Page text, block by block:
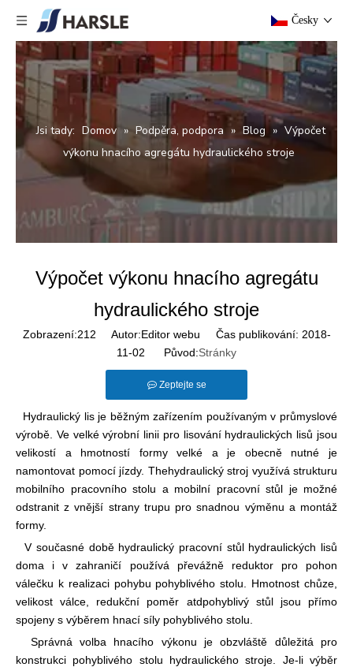
Česky
Jsi tady: Domov » Podpěra, podpora » Blog » Výpočet
výkonu hnacího agregátu hydraulického stroje
Výpočet výkonu hnacího agregátu
hydraulického stroje
Zobrazení:212 Autor:Editor webu Čas publikování: 2018-
11-02 Původ:Stránky
Zeptejte se
Hydraulický lis je běžným zařízením používaným v průmyslové
výrobě. Ve velké výrobní linii pro lisování hydraulických lisů jsou
velikostí a hmotností formy velké a je obecně nutné je
namontovat pomocí jízdy. Thehydraulický stroj využívá strukturu
mobilního pracovního stolu a mobilní pracovní stůl je možné
odstranit z vnější strany trupu pro snadnou výměnu a montáž
formy.
V současné době hydraulický pracovní stůl hydraulických lisů
doma i v zahraničí používá převážně reduktor pro pohon
válečku k realizaci pohybu pohyblivého stolu. Hmotnost chůze,
velikost válce, redukční poměr atdpohyblivý stůl jsou přímo
spojeny s výběrem hnací síly pohyblivého stolu.
Správná volba hnacího výkonu je obzvláště důležitá pro
konstrukci pohyblivého stolu hydraulického stroje. Je-li výběr